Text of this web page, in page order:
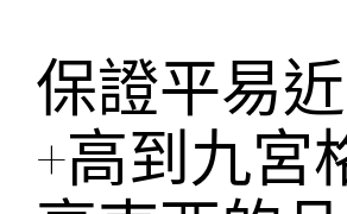
保證平易
+高到九宮